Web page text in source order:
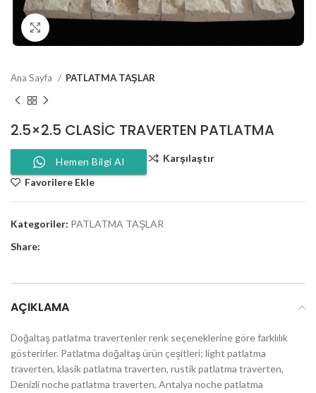
Ana Sayfa PATLATMA TAŞLAR
2.5×2.5 CLASIC TRAVERTEN PATLATMA
Hemen Bilgi Al
Karşılaştır
Favorilere Ekle
Kategoriler: PATLATMA TAŞLAR
Share:
AÇIKLAMA
Doğaltaş patlatma travertenler renk seçeneklerine göre farklılık
gösterirler. Patlatma doğaltaş ürün çeşitleri; light patlatma
traverten, klasik patlatma traverten, rustik patlatma traverten,
Denizli noche patlatma traverten, Antalya noche patlatma